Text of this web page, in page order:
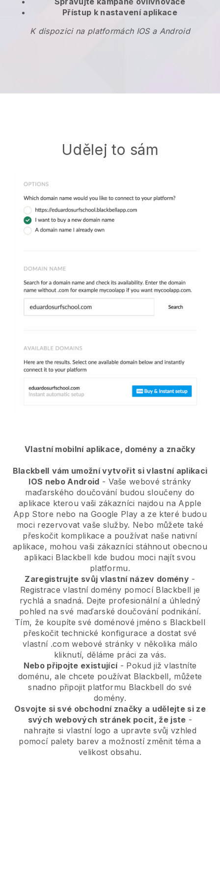
Přístup k nastavení aplikace
K dispozici na platformách IOS a Android
Udělej to sám
Vlastní mobilní aplikace, domény a značky
Blackbell vám umožní vytvořit si vlastní aplikaci
IOS nebo Android - Vaše webové stránky
maďarského doučování budou sloučeny do
aplikace kterou vaši zákazníci najdou na Apple
App Store nebo na Google Play a ze které budou
moci rezervovat vaše služby. Nebo můžete také
přeskočit komplikace a používat naše nativní
aplikace, mohou vaši zákazníci stáhnout obecnou
aplikaci Blackbell kde budou moci najít svou
platformu.
Zaregistrujte svůj vlastní název domény-
Registrace vlastní domény pomocí Blackbell je
rychlá a snadná. Dejte profesionální a úhledný
pohled na své maďarské doučování podnikání.
Tím, že koupíte své doménové jméno s Blackbell
přeskočit technické konfigurace a dostat své
vlastní .com webové stránky v několika málo
kliknutí, děláme práci za vás.
Nebo připojte existující- Pokud již vlastníte
doménu, ale chcete používat Blackbell, můžete
snadno připojit platformu Blackbell do své
domény.
Osvojte si své obchodní značky a udělejte si ze
svých webových stránek pocit, že jste -
nahrajte si vlastní logo a upravte svůj vzhled
pomocí palety barev a možností změnit téma a
velikost obsahu.